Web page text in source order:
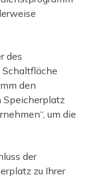
des
den
Speicherplatz
um die
der
zu Ihrer